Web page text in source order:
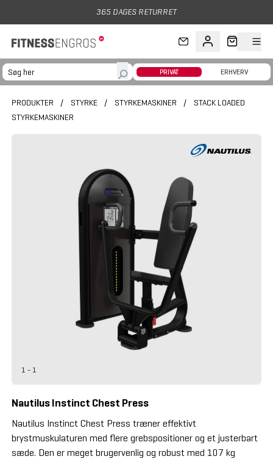
365 DAGES RETURRET
PRIVAT ERHVERV
PRODUKTER / STYRKE / STYRKEMASKINER /
STACK LOADED
STYRKEMASKINER
1 - 1
Nautilus Instinct Chest Press
Nautilus Instinct Chest Press træner effektivt
brystmuskulaturen med flere grebspositioner og et justerbart
sæde. Den er meget brugervenlig og robust med 107 kg